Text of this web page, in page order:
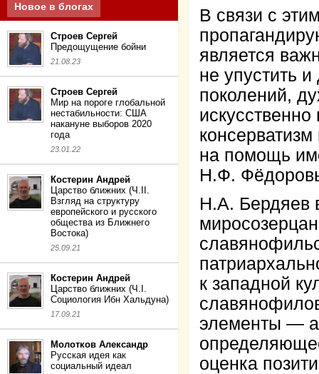
Новое в блогах
Строев Сергей
Предощущение бойни
21.08.23
Строев Сергей
Мир на пороге глобальной
нестабильности: США
накануне выборов 2020
года
23.01.22
Костерин Андрей
Царство ближних (Ч.II.
Взгляд на структуру
европейского и русского
общества из Ближнего
Востока)
25.09.21
Костерин Андрей
Царство ближних (Ч.I.
Социология Ибн Хальдуна)
17.09.21
Молотков Александр
Русская идея как
социальный идеал
В связи с
является
не упустить
поколений,
на помощь
Н.Ф.
Н.А. Бердяев
к западной
элементы —
оценка